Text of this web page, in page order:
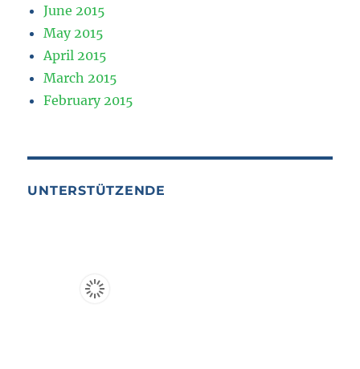
June 2015
May 2015
April 2015
March 2015
February 2015
UNTERSTÜTZENDE